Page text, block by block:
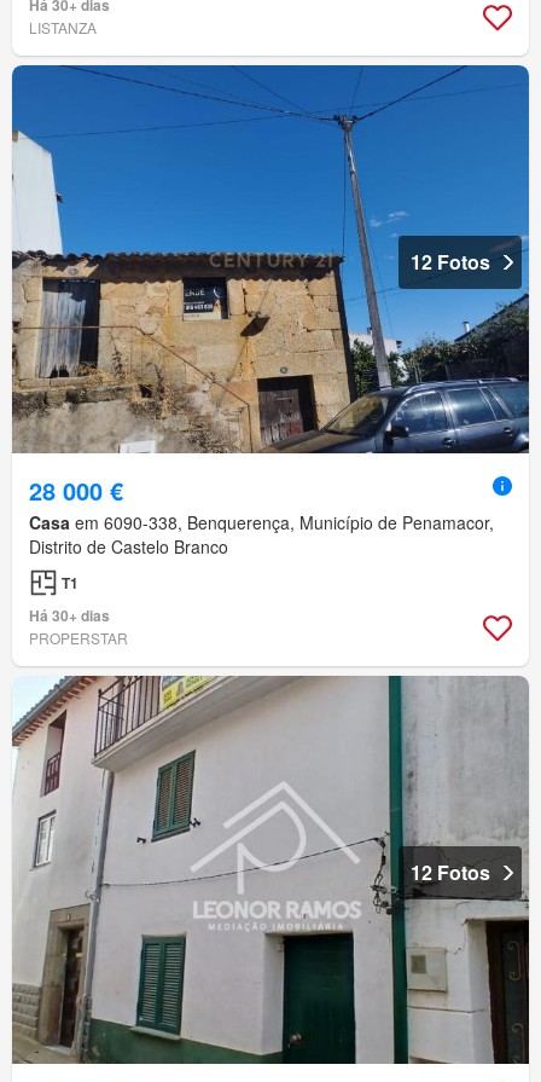
Há 30+ dias
LISTANZA
12 Fotos
28 000 €
Casa em 6090-338, Benquerença, Município de Penamacor,
Distrito de Castelo Branco
T1
Há 30+ dias
PROPERSTAR
12 Fotos